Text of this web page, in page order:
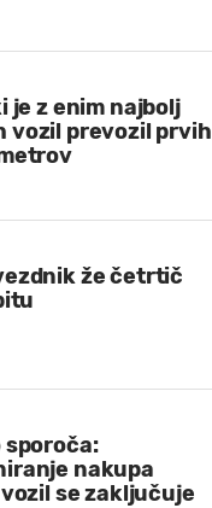
je z enim najbolj
vozil prevozil prvih
že četrtič
nakupa
se zaključuje